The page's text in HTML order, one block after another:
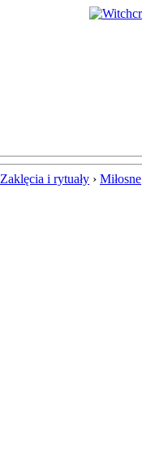
Zaklęcia i rytuały › Miłosne